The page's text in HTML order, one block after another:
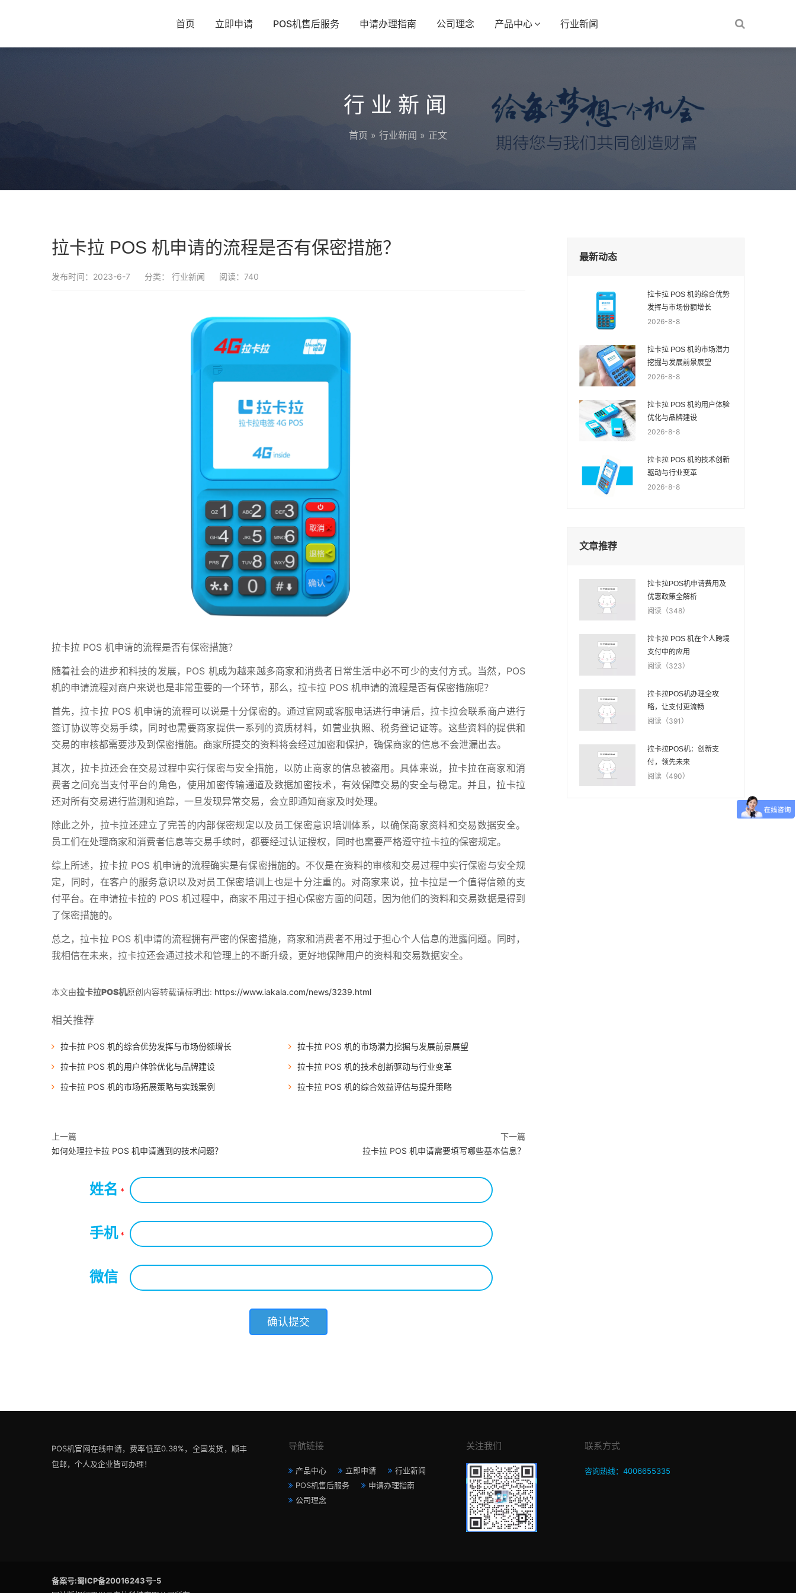
首页 立即申请 POS机售后服务 申请办理指南 公司理念 产品中心 行业新闻
行业新闻
首页 » 行业新闻 » 正文
拉卡拉 POS 机申请的流程是否有保密措施？
发布时间：2023-6-7 分类： 行业新闻 阅读：740
拉卡拉 POS 机申请的流程是否有保密措施？
随着社会的进步和科技的发展，POS 机成为越来越多商家和消费者日常生活中必不可少的支付方式。当然，POS
机的申请流程对商户来说也是非常重要的一个环节，那么，拉卡拉 POS 机申请的流程是否有保密措施呢？
首先，拉卡拉 POS 机申请的流程可以说是十分保密的。通过官网或客服电话进行申请后，拉卡拉会联系商户进行
签订协议等交易手续，同时也需要商家提供一系列的资质材料，如营业执照、税务登记证等。这些资料的提供和
交易的审核都需要涉及到保密措施。商家所提交的资料将会经过加密和保护，确保商家的信息不会泄漏出去。
其次，拉卡拉还会在交易过程中实行保密与安全措施，以防止商家的信息被盗用。具体来说，拉卡拉在商家和消
费者之间充当支付平台的角色，使用加密传输通道及数据加密技术，有效保障交易的安全与稳定。并且，拉卡拉
还对所有交易进行监测和追踪，一旦发现异常交易，会立即通知商家及时处理。
除此之外，拉卡拉还建立了完善的内部保密规定以及员工保密意识培训体系，以确保商家资料和交易数据安全。
员工们在处理商家和消费者信息等交易手续时，都要经过认证授权，同时也需要严格遵守拉卡拉的保密规定。
综上所述，拉卡拉 POS 机申请的流程确实是有保密措施的。不仅是在资料的审核和交易过程中实行保密与安全规
定，同时，在客户的服务意识以及对员工保密培训上也是十分注重的。对商家来说，拉卡拉是一个值得信赖的支
付平台。在申请拉卡拉的 POS 机过程中，商家不用过于担心保密方面的问题，因为他们的资料和交易数据是得到
了保密措施的。
总之，拉卡拉 POS 机申请的流程拥有严密的保密措施，商家和消费者不用过于担心个人信息的泄露问题。同时，
我相信在未来，拉卡拉还会通过技术和管理上的不断升级，更好地保障用户的资料和交易数据安全。
本文由拉卡拉POS机原创内容转载请标明出: https://www.iakala.com/news/3239.html
相关推荐
拉卡拉 POS 机的综合优势发挥与市场份额增长
拉卡拉 POS 机的市场潜力挖掘与发展前景展望
拉卡拉 POS 机的用户体验优化与品牌建设
拉卡拉 POS 机的技术创新驱动与行业变革
拉卡拉 POS 机的市场拓展策略与实践案例
拉卡拉 POS 机的综合效益评估与提升策略
上一篇
如何处理拉卡拉 POS 机申请遇到的技术问题？
下一篇
拉卡拉 POS 机申请需要填写哪些基本信息？
姓名 *
手机*
微信
最新动态
拉卡拉 POS 机的综合优势
发挥与市场份额增长
2026-8-8
拉卡拉 POS 机的市场潜力
挖掘与发展前景展望
2026-8-8
拉卡拉 POS 机的用户体验
优化与品牌建设
2026-8-8
拉卡拉 POS 机的技术创新
驱动与行业变革
2026-8-8
文章推荐
拉卡拉POS机申请费用及
优惠政策全解析
阅读（348）
拉卡拉 POS 机在个人跨境
支付中的应用
阅读（323）
拉卡拉POS机办理全攻
略，让支付更流畅
阅读（391）
拉卡拉POS机：创新支
付，领先未来
阅读（490）
POS机官网在线申请，费率低至0.38%，全国发货，顺丰
包邮，个人及企业皆可办理！
导航链接
产品中心 立即申请
行业新闻
POS机售后服务
申请办理指南
公司理念
关注我们 联系方式
咨询热线：4006655335
备案号:蜀ICP备20016243号-5